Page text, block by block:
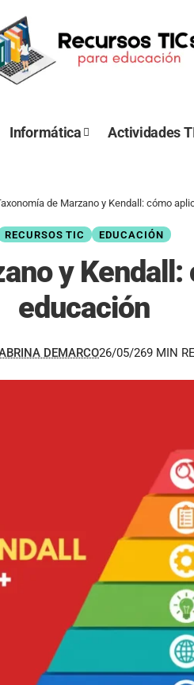
Informática Actividades
de Marzano y Kendall: cómo
RECURSOS TIC EDUCACIÓN
y
educación
DEMARCO26/05/269 MIN